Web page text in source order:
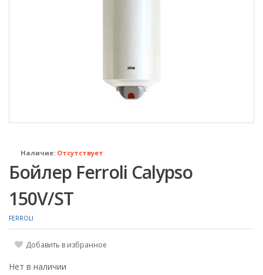
Наличие: Отсутствует
Бойлер Ferroli Calypso
150V/ST
FERROLI
Добавить в избранное
Нет в наличии